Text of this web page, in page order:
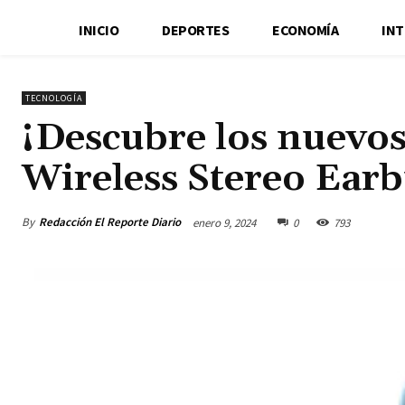
INICIO DEPORTES ECONOMÍA
TECNOLOGÍA
¡Descubre los
Wireless Stereo
By Redacción El Reporte Diario enero 9, 2024 0 793